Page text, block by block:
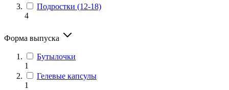
Подростки (12-18)
4
Форма выпуска
Бутылочки
1
Гелевые капсулы
1